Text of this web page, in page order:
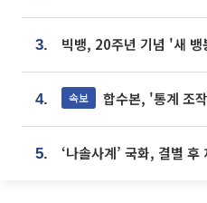
3.
4. 속보 합수본, '통계 조작' 서울·
5.